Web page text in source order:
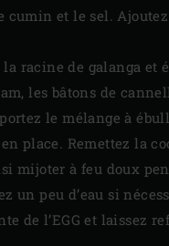
cumin et le sel.
racine de galanga
les bâtons de
le mélange à
place. Remettez la
mijoter à feu doux
un peu d’eau si
de l’EGG et laissez